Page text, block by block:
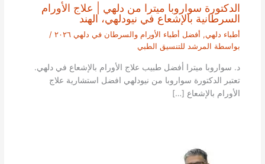
الدكتورة سواروبا ميترا من دلهي | علاج الأورام
السرطانية بالإشعاع في نيودلهي، الهند
أطباء دلهي, أفضل أطباء الأورام والسرطان في دلهي ٢٠٢٦
/
بواسطة المرشد للتنسيق الطبي
د. سواروبا ميترا أفضل طبيب علاج الأورام بالإشعاع في دلهي.
تعتبر الدكتورة سواروبا من نيودلهي افضل استشارية علاج
الأورام بالإشعاع […]